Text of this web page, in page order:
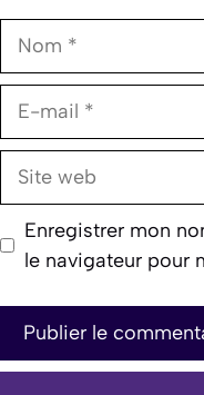
Nom
E-
Site
Enregistrer mon
le navigateur pour